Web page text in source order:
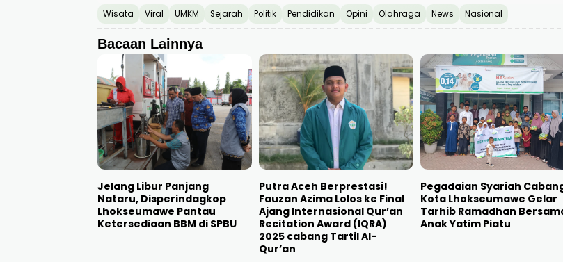
Baca Juga
Babinsa Koramil 15/MTK jadi Inspektur Upacara di SDN 02 Kecamatan Matangkuli
›
Wali Kota Sayuti dan Dirjen Perumahan KemenPKP Kolaborasi Realisasikan Program BSPS dan
Sanitasi Kawasan Kumuh
›
Senator Fachrul Razi Tegas! Pembunuh Almarhum Imam Masykur Harus Bayar Dengan
Hukuman Mati
Wisata Viral UMKM Sejarah Politik Pendidikan Opini Olahraga News Nasional
Bacaan Lainnya